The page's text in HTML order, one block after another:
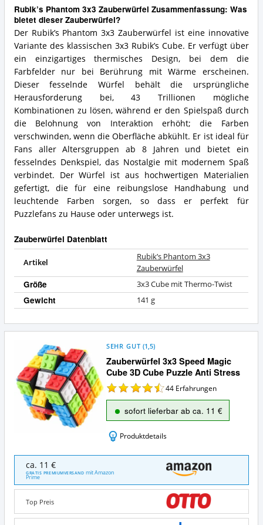
Rubik’s Phantom 3x3 Zauberwürfel Zusammenfassung: Was
bietet dieser Zauberwürfel?
Der Rubik’s Phantom 3x3 Zauberwürfel ist eine innovative
Variante des klassischen 3x3 Rubik’s Cube. Er verfügt über
ein einzigartiges thermisches Design, bei dem die
Farbfelder nur bei Berührung mit Wärme erscheinen.
Dieser fesselnde Würfel behält die ursprüngliche
Herausforderung bei, 43 Trillionen mögliche
Kombinationen zu lösen, während er den Spielspaß durch
die Belohnung von Interaktion erhöht; die Farben
verschwinden, wenn die Oberfläche abkühlt. Er ist ideal für
Fans aller Altersgruppen ab 8 Jahren und bietet ein
fesselndes Denkspiel, das Nostalgie mit modernem Spaß
verbindet. Der Würfel ist aus hochwertigen Materialien
gefertigt, die für eine reibungslose Handhabung und
leuchtende Farben sorgen, so dass er perfekt für
Puzzlefans zu Hause oder unterwegs ist.
Zauberwürfel Datenblatt
Artikel
Rubik’s Phantom 3x3
Zauberwürfel
Größe 3x3 Cube mit Thermo-Twist
Gewicht 141 g
Zauberwürfel 3x3 Speed Magic
Cube 3D Cube Puzzle Anti Stress
SEHR GUT (1,5)
44 Erfahrungen
sofort lieferbar ab ca. 11 €
Produktdetails
Zauberwürfel
3x3
Speed
Magic
Cube
3D
ca. 11 €
GRATIS PREMIUMVERSAND mit Amazon
Prime
Top Preis